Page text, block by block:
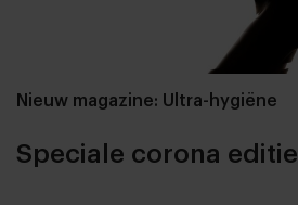
Nieuw magazine: Ultra-hygiëne
Speciale corona editie